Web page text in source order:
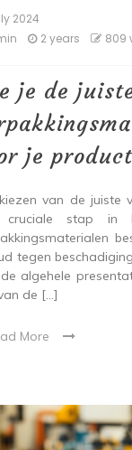
2024
2 years 809
je de
je
van de juiste
cruciale stap in
tegen
algehele
de […]
More